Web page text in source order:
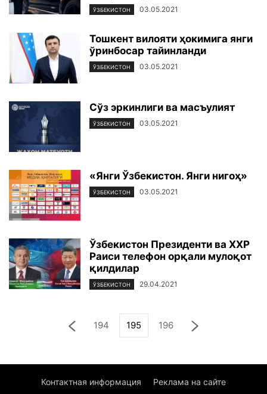
ЎЗБЕКИСТОН 03.05.2021
Тошкент вилояти ҳокимига янги
ўринбосар тайинланди
ЎЗБЕКИСТОН 03.05.2021
Сўз эркинлиги ва масъулият
ЎЗБЕКИСТОН 03.05.2021
«Янги Ўзбекистон. Янги нигоҳ»
ЎЗБЕКИСТОН 03.05.2021
Ўзбекистон Президенти ва ХХР
Раиси телефон орқали мулоқот
қилдилар
ЎЗБЕКИСТОН 29.04.2021
194 195 196
Контактная информация Реклама на сайте